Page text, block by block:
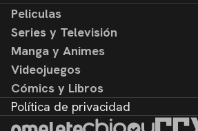
Peliculas
Noticias
Reseñas
Series y Televisión
Noticias
Reseñas
Manga y Animes
Noticias
Reseñas
Videojuegos
Noticias
Reseñas
Cómics y Libros
Noticias
Política de privacidad